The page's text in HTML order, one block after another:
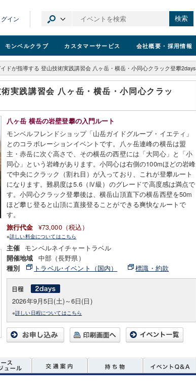
イン 検索
モンベルクラブ カスタマーサービス 会社概要 ・採用情報
ドが指導する 登山技術実践講習会 八ヶ岳・横岳・小同心クラック登攀2days
実践講習会 八ヶ岳・横岳・小同心クラッ
八ヶ岳 横岳の岩壁登攀の入門ルート
モンベルフレンドショップ「山岳ガイドグループ・イエティ」
とのコラボレーションイベントです。八ヶ岳連峰の横岳は盟
主・赤岳に次ぐ高さで、その横岳の西壁には「大同心」と「小
同心」という岩峰があります。小同心は右側の100mほどの岩峰
で中央にクラック（割れ目）が入っており、これが登攀ルート
になります。難易度は5.6（Ⅳ級）のグレードで高度感は満点で
す。小同心クラック登攀後は、横岳山頂直下の横岳西壁を50m
ほど攀じ登ると山頂に直接登ることができる爽快なルートで
す。
旅行代金 ¥73,000（税込）
※詳しい料金についてはこちら
主催 モンベルネイチャートラベル
開催地域 中部（長野県）
種別 トラベル･イベント（国内） 標識・約款
2026年9月5日(土)～6日(日)
※詳しい日程についてはこちら